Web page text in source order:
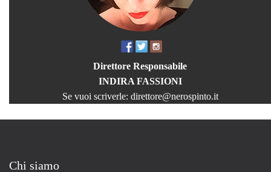
Direttore Responsabile
INDIRA FASSIONI
Se vuoi scriverle: direttore@nerospinto.it
Chi siamo